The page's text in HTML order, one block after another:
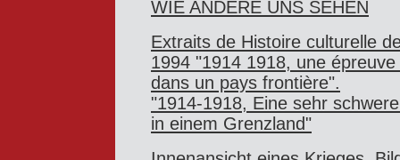
WIE ANDERE UNS SEHEN
Extraits de Histoire culturelle
1994 "1914 1918, une
dans un pays frontière".
"1914-1918, Eine sehr
in einem Grenzland"